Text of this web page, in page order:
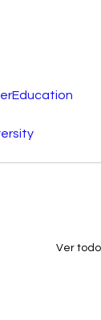
Ver todo